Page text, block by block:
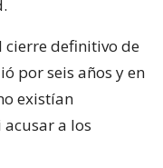
cierre definitivo de
por seis años y en
existían
a los